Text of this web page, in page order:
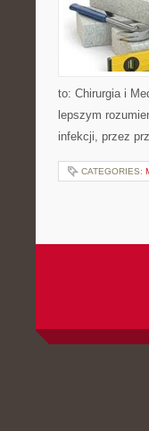
to: Chirurgia i
lepszym
infekcji, przez
CATEGORIES: